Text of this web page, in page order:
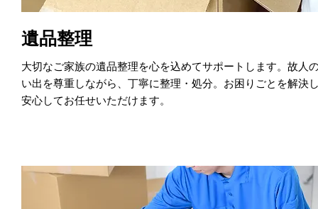
遺品整理
大切なご家族の遺品整理を心を込めてサポートします。故人
い出を尊重しながら、丁寧に整理・処分。お困りごとを解決
安心してお任せいただけます。